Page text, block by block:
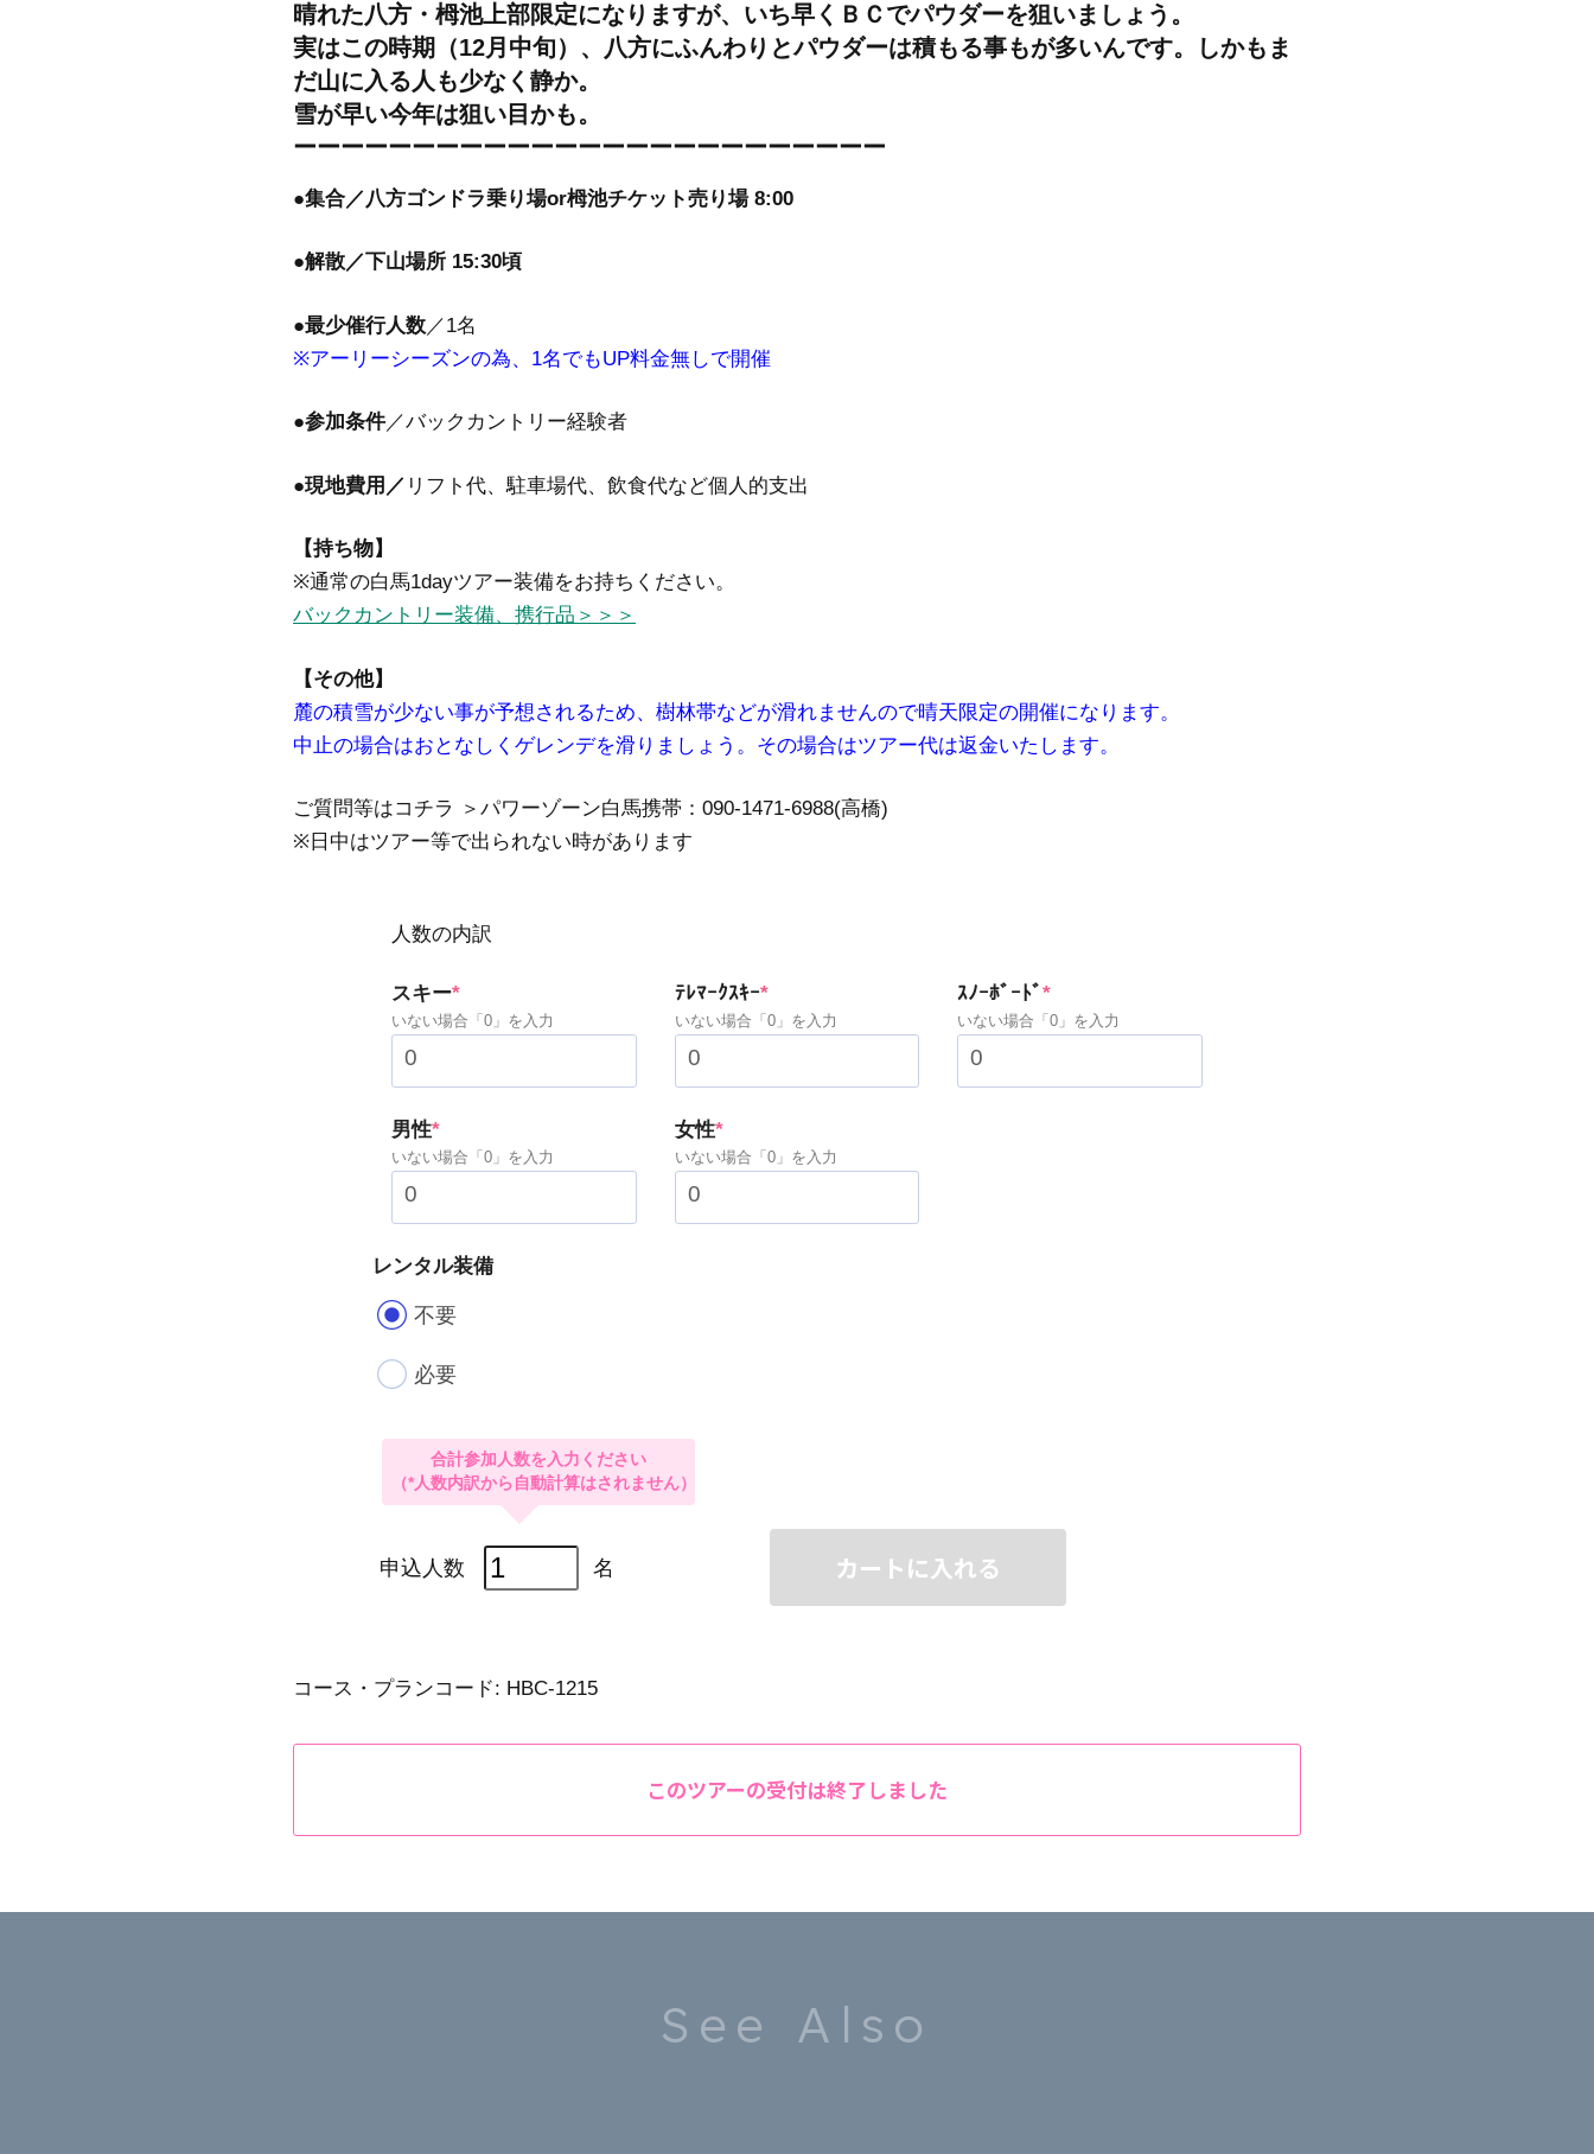
晴れた八方・栂池上部限定になりますが、いち早くＢＣでパウダーを狙いましょう。
実はこの時期（12月中旬）、八方にふんわりとパウダーは積もる事もが多いんです。しかもま
だ山に入る人も少なく静か。
雪が早い今年は狙い目かも。
ーーーーーーーーーーーーーーーーーーーーーーーーー
●集合／八方ゴンドラ乗り場or栂池チケット売り場 8:00
●解散／下山場所 15:30頃
●最少催行人数 ／1名
※アーリーシーズンの為、1名でもUP料金無しで開催
●参加条件／バックカントリー経験者
●現地費用／ リフト代、駐車場代、飲食代など個人的支出
【持ち物】
※通常の白馬1dayツアー装備をお持ちください。
バックカントリー装備、携行品＞＞＞
【その他】
麓の積雪が少ない事が予想されるため、樹林帯などが滑れませんので晴天限定の開催になります。
中止の場合はおとなしくゲレンデを滑りましょう。その場合はツアー代は返金いたします。
ご質問等はコチラ ＞パワーゾーン白馬携帯：090-1471-6988(高橋)
※日中はツアー等で出られない時があります
人数の内訳
スキー*(required)
いない場合「0」を入力
ﾃﾚﾏｰｸｽｷｰ*(required)
いない場合「0」を入力
ｽﾉｰﾎﾞｰﾄﾞ*(required)
いない場合「0」を入力
男性*(required)
いない場合「0」を入力
女性*(required)
いない場合「0」を入力
レンタル装備
不要
必要
ア
シ
カートに入れる
コース・プランコード: HBC-1215
このツアーの受付は終了しました
See Also